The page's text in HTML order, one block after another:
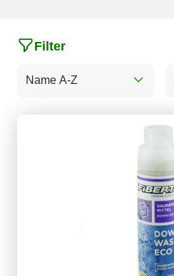
Name A-Z
Filter